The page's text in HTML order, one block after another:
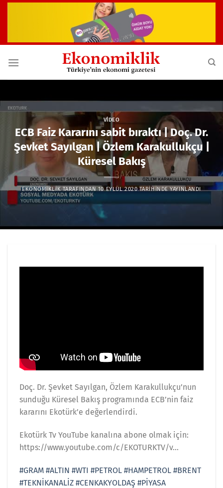
VIDEO
ECB Faiz Kararını sabit bıraktı | Doç. Dr.
Şevket Sayılgan | Özlem Karakullukçu |
Küresel Bakış
EKONOMIKLIKTARAFINDAN 10 EYLÜL 2020TARIHINDE YAYINLANDI
Doç. Dr. Şevket Sayılgan, Özlem Karakullukçu’nun
sunduğu Küresel Bakış programında ECB’nin faiz
kararını Ekotürk’e değerlendirdi.
Ekotürk Tv YouTube kanalına abone olmak için:
https://www.youtube.com/c/EKOTURKTV/v…
#GRAM #ALTIN #WTI #PETROL #HAMPETROL #BRENT
#TEKNİKANALİZ #CENKAKYOLDAŞ #PİYASA